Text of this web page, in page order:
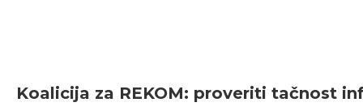
Koalicija za REKOM: proveriti tačnost